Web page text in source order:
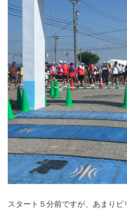
スタート５分前ですが、あまりピ